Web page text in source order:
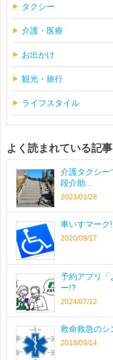
タクシー
介護・医療
お出かけ
観光・旅行
ライフスタイル
よく読まれている記事
介護タクシー
段介助...
2023/01/28
車いすマーク
2020/09/17
予約アプリ「
ー!?
2024/07/12
救命救急のシ
2018/09/14